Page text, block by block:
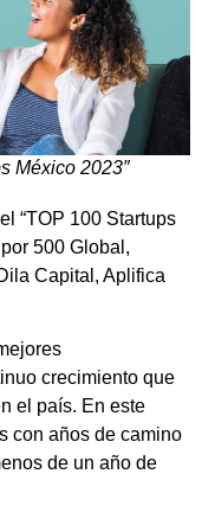
México 2023″
“TOP 100 Startups
500 Global,
Capital, Aplifica
crecimiento que
el país. En este
con años de camino
de un año de